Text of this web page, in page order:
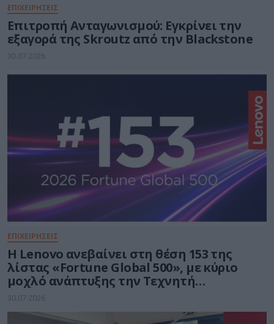
ΕΠΙΧΕΙΡΗΣΕΙΣ
Επιτροπή Ανταγωνισμού: Εγκρίνει την
εξαγορά της Skroutz από την Blackstone
30.07.2026
ΕΠΙΧΕΙΡΗΣΕΙΣ
Η Lenovo ανεβαίνει στη θέση 153 της
λίστας «Fortune Global 500», με κύριο
μοχλό ανάπτυξης την Τεχνητή
Νοημοσύνη
30.07.2026